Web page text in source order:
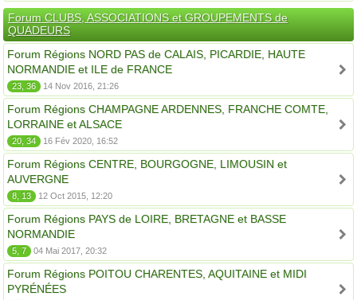
Forum CLUBS, ASSOCIATIONS et GROUPEMENTS de
QUADEURS
Forum Régions NORD PAS de CALAIS, PICARDIE, HAUTE
NORMANDIE et ILE de FRANCE
23, 36 14 Nov 2016, 21:26
Forum Régions CHAMPAGNE ARDENNES, FRANCHE COMTE,
LORRAINE et ALSACE
20, 34 16 Fév 2020, 16:52
Forum Régions CENTRE, BOURGOGNE, LIMOUSIN et
AUVERGNE
8, 13 12 Oct 2015, 12:20
Forum Régions PAYS de LOIRE, BRETAGNE et BASSE
NORMANDIE
5, 7 04 Mai 2017, 20:32
Forum Régions POITOU CHARENTES, AQUITAINE et MIDI
PYRÉNÉES